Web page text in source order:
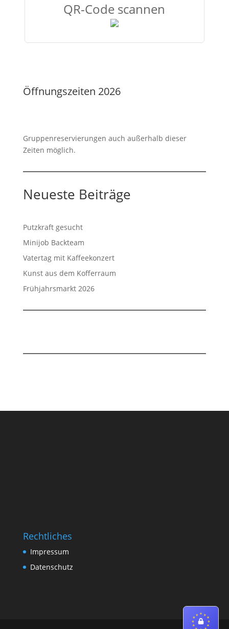
QR-Code scannen
Öffnungszeiten 2026
Gruppenreservierungen auch außerhalb dieser
Zeiten möglich.
Neueste Beiträge
Putzkraft gesucht
Minijob Backteam
Vatertag mit Kaffeekonzert
Kunst aus dem Kofferraum
Frühjahrsmarkt 2026
Rechtliches
Impressum
Datenschutz